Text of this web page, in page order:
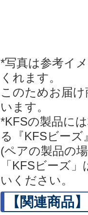
*写真は参考イ
くれます。
このためお届
います。
*KFSの製品に
る『KFSビー
(ペアの製品の
「KFSビーズ
いください。
【関連商品】